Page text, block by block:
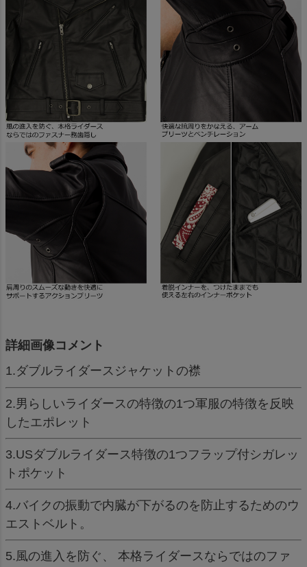
詳細画像コメント
1.ダブルライダースジャケットの襟
2.男らしいライダースの特徴の1つ軍服の特徴を反映
したエポレット
3.USダブルライダース特徴の1つフラップ付シガレッ
トポケット
4.バイクの振動で内臓が下がるのを防止するためのウ
エストベルト。
5.風の進入を防ぐ、 本格ライダースならではのファ